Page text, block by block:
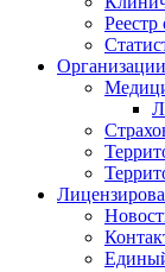
Реестр
Организации